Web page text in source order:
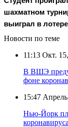
шахматном
выиграл в
Новости по теме
11:13 Окт.
В ВШЭ
фоне
15:47
Нью-Йорк